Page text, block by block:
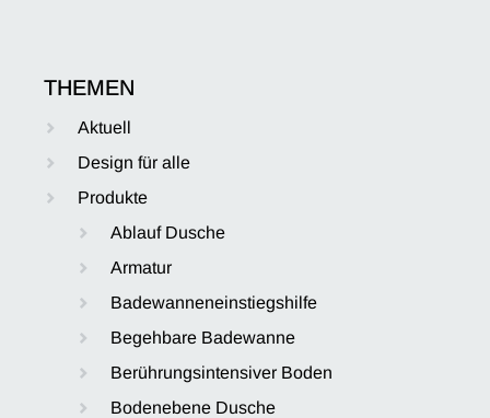
THEMEN
Aktuell
Design für alle
Produkte
Ablauf Dusche
Armatur
Badewanneneinstiegshilfe
Begehbare Badewanne
Berührungsintensiver Boden
Bodenebene Dusche